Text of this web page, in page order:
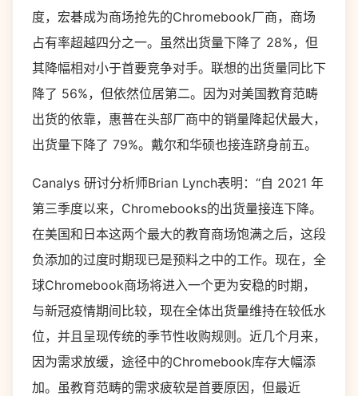
度，宏碁成为商场抢先的Chromebook厂商，商场
占有率超越四分之一。虽然出货量下降了 28%，但
其降幅相对小于首要竞争对手。联想的出货量同比下
降了 56%，但依然位居第二。因为对美国教育范畴
出货的依靠，惠普在头部厂商中的销量降起伏最大，
出货量下降了 79%。戴尔和华硕也接连跻身前五。
Canalys 研讨分析师Brian Lynch表明：“自 2021 年
第三季度以来，Chromebooks的出货量接连下降。
在美国和日本这两个最大的教育商场饱满之后，这段
负添加的过度时期现已是预料之中的工作。现在，全
球Chromebook商场将进入一个更为安稳的时期，
与新冠疫情期间比较，现在全体出货量维持在较低水
位，并且呈现传统的季节性收购规则。近几个月来，
因为需求放缓，途径中的Chromebook库存大幅添
加。虽教育范畴的需求疲软是首要原因，但最近